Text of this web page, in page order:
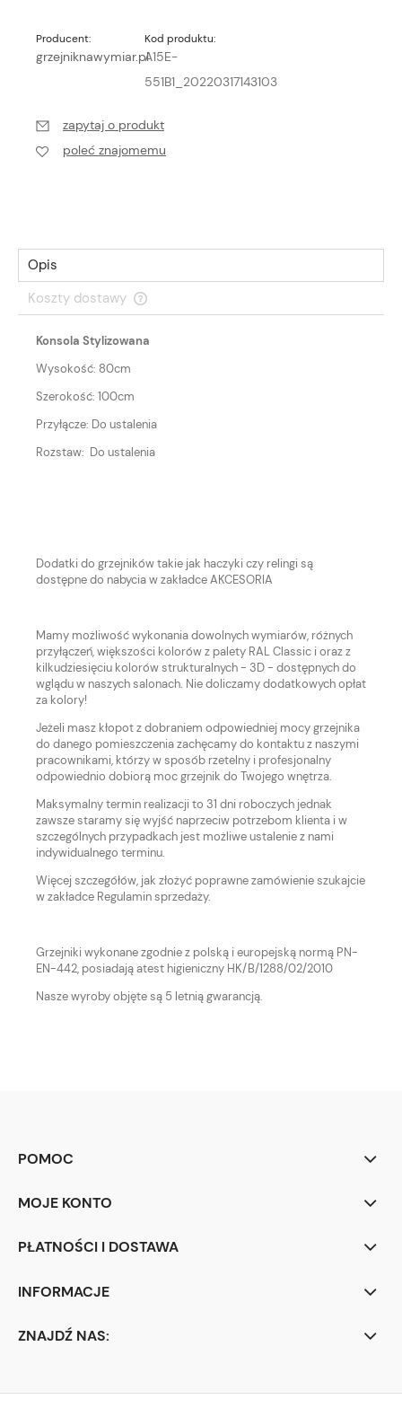
Producent:
grzejniknawymiar.pl
Kod produktu:
A15E-
551B1_20220317143103
zapytaj o produkt
poleć znajomemu
Opis
Koszty dostawy
Cena nie zawiera ewentualnych kosztów płatności
Konsola Stylizowana
Wysokość: 80cm
Szerokość: 100cm
Przyłącze: Do ustalenia
Rozstaw: Do ustalenia
Dodatki do grzejników takie jak haczyki czy relingi są
dostępne do nabycia w zakładce AKCESORIA
Mamy możliwość wykonania dowolnych wymiarów, różnych
przyłączeń, większości kolorów z palety RAL Classic i oraz z
kilkudziesięciu kolorów strukturalnych - 3D - dostępnych do
wglądu w naszych salonach. Nie doliczamy dodatkowych opłat
za kolory!
Jeżeli masz kłopot z dobraniem odpowiedniej mocy grzejnika
do danego pomieszczenia zachęcamy do kontaktu z naszymi
pracownikami, którzy w sposób rzetelny i profesjonalny
odpowiednio dobiorą moc grzejnik do Twojego wnętrza.
Maksymalny termin realizacji to 31 dni roboczych jednak
zawsze staramy się wyjść naprzeciw potrzebom klienta i w
szczególnych przypadkach jest możliwe ustalenie z nami
indywidualnego terminu.
Więcej szczegółów, jak złożyć poprawne zamówienie szukajcie
w zakładce Regulamin sprzedaży.
Grzejniki wykonane zgodnie z polską i europejską normą PN-
EN-442, posiadają atest higieniczny HK/B/1288/02/2010
Nasze wyroby objęte są 5 letnią gwarancją.
POMOC
MOJE KONTO
PŁATNOŚCI I DOSTAWA
INFORMACJE
ZNAJDŹ NAS: